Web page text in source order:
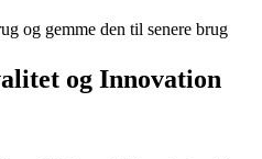
og gemme den til senere brug
og Innovation